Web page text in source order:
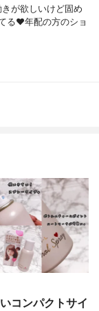
が欲しいけど固め
る❤︎年配の方のショ
コンパクトサイ